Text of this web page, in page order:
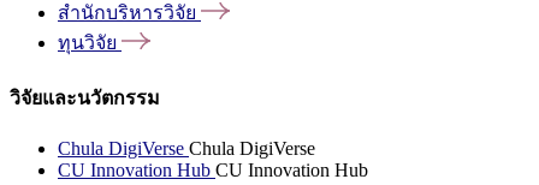
สำนักบริหารวิจัย
ทุนวิจัย
วิจัยและนวัตกรรม
Chula DigiVerse Chula DigiVerse
CU Innovation Hub CU Innovation Hub